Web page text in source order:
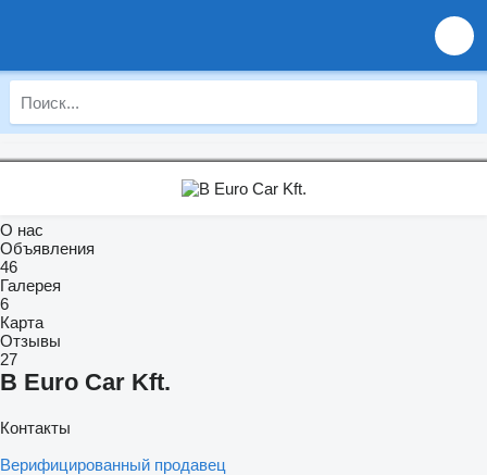
О нас
Объявления
46
Галерея
6
Карта
Отзывы
27
B Euro Car Kft.
Контакты
Верифицированный продавец